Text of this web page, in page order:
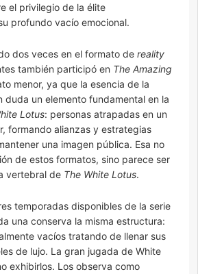
el privilegio de la élite
profundo vacío emocional.
dos veces en el formato de reality
también participó en The Amazing
menor, ya que la esencia de la
duda un elemento fundamental en la
Lotus: personas atrapadas en un
formando alianzas y estrategias
una imagen pública. Esa no
de estos formatos, sino parece ser
vertebral de The White Lotus.
temporadas disponibles de la serie
una conserva la misma estructura:
vacíos tratando de llenar sus
de lujo. La gran jugada de White
exhibirlos. Los observa como